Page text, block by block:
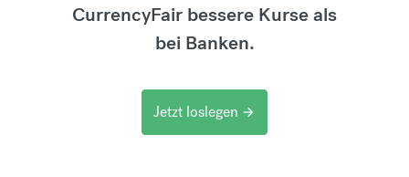
CurrencyFair bessere Kurse als
bei Banken.
Jetzt loslegen arrow_forward